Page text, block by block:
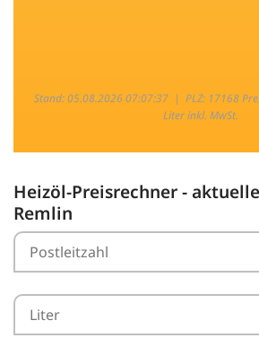
Stand: 05.08.2026 07:07:37 | PLZ: 17168
Liter inkl. MwSt.
Heizöl-Preisrechner -
Remlin